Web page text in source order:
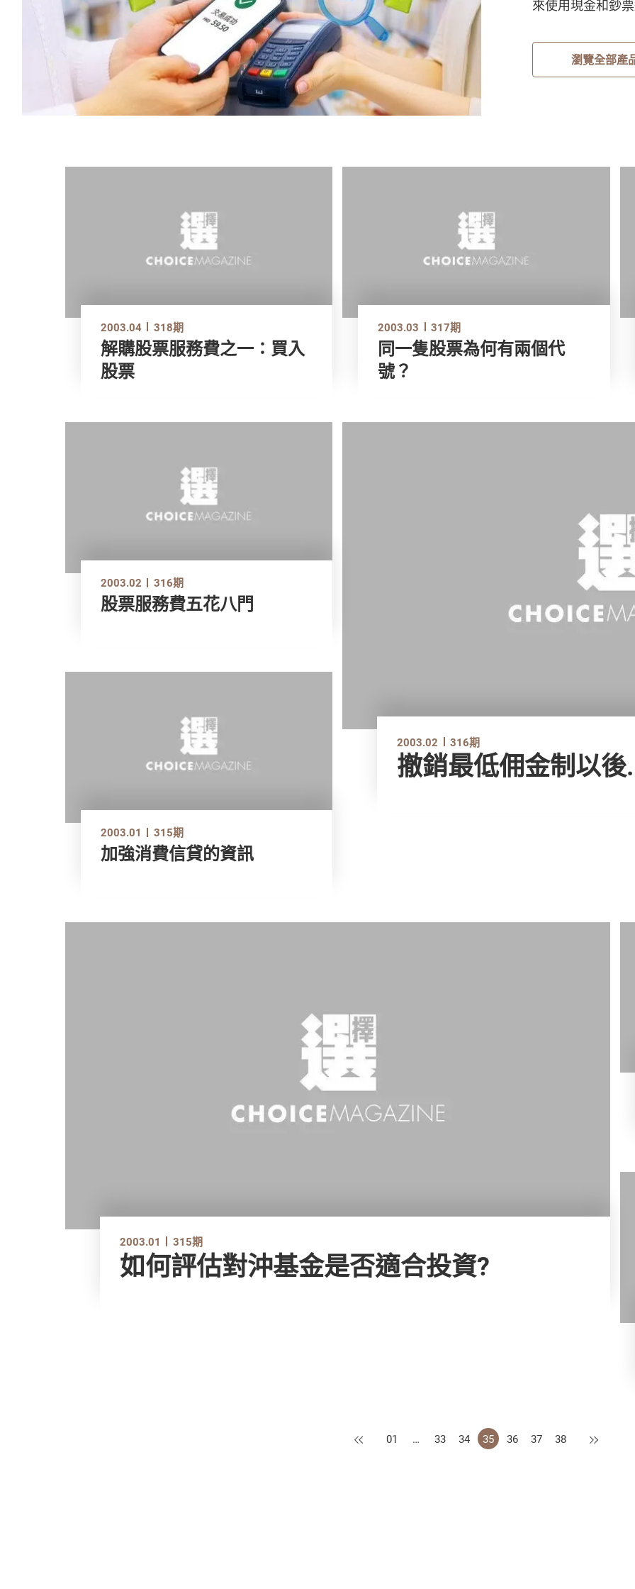
來使用現金和鈔
瀏覽全部產
2003.04 318期
解購股票服務費之一：買入
股票
2003.03 317期
同一隻股票為何有兩個代
號？
2003.02 316期
撤銷最低佣金制以後
2003.02 316期
股票服務費五花八門
2003.01 315期
加強消費信貸的資訊
2003.01 315期
如何評估對沖基金是否適合投資?
上一頁
01 … 33 34 35 36 37 38 下一頁